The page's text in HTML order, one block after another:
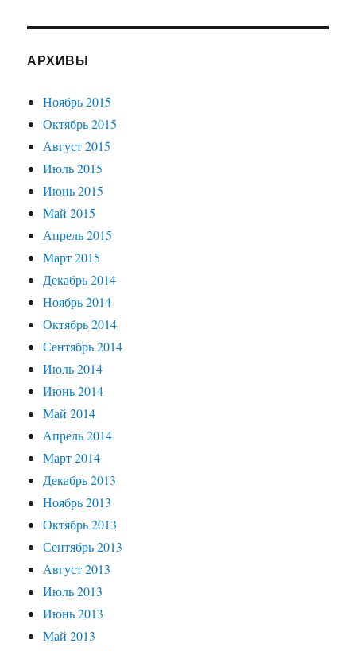
АРХИВЫ
Ноябрь 2015
Октябрь 2015
Август 2015
Июль 2015
Июнь 2015
Май 2015
Апрель 2015
Март 2015
Декабрь 2014
Ноябрь 2014
Октябрь 2014
Сентябрь 2014
Июль 2014
Июнь 2014
Май 2014
Апрель 2014
Март 2014
Декабрь 2013
Ноябрь 2013
Октябрь 2013
Сентябрь 2013
Август 2013
Июль 2013
Июнь 2013
Май 2013